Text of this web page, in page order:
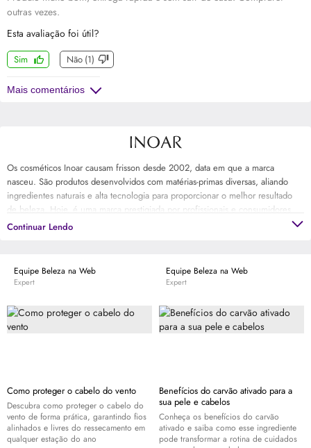
outras vezes.
Esta avaliação foi útil?
Sim Não (1)
Mais comentários
Os cosméticos Inoar causam frisson desde 2002, data em que a marca
nasceu. São produtos desenvolvidos com matérias-primas diversas, aliando
ingredientes naturais e alta tecnologia para proporcionar o melhor resultado
de beleza. Hoje, é uma marca prestigiada por profissionais e consumidores
em todo o Brasil. E possui uma linha completa de cuidados e tratamentos para
Continuar Lendo
Equipe Beleza na Web
Expert
Como proteger o cabelo do vento
Descubra como proteger o cabelo do
vento de forma prática, garantindo fios
alinhados e livres do ressecamento em
qualquer estação do ano
Equipe Beleza na Web
Expert
Benefícios do carvão ativado para a
sua pele e cabelos
Conheça os benefícios do carvão
ativado e saiba como esse ingrediente
pode transformar a rotina de cuidados